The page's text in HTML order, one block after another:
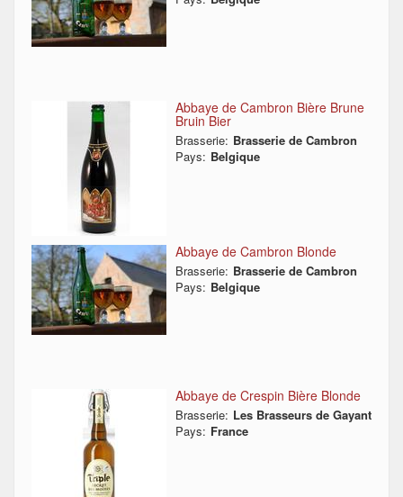
Abbaye de Cambron Bière Brune
Bruin Bier
Brasserie: Brasserie de Cambron
Pays: Belgique
Abbaye de Cambron Blonde
Brasserie: Brasserie de Cambron
Pays: Belgique
Abbaye de Crespin Bière Blonde
Brasserie: Les Brasseurs de Gayant
Pays: France